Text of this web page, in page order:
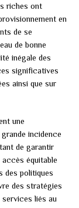
riches ont
en
de se
de bonne
inégale des
significatives
ainsi que sur
une
incidence
de garantir
accès équitable
des politiques
des stratégies
services liés au